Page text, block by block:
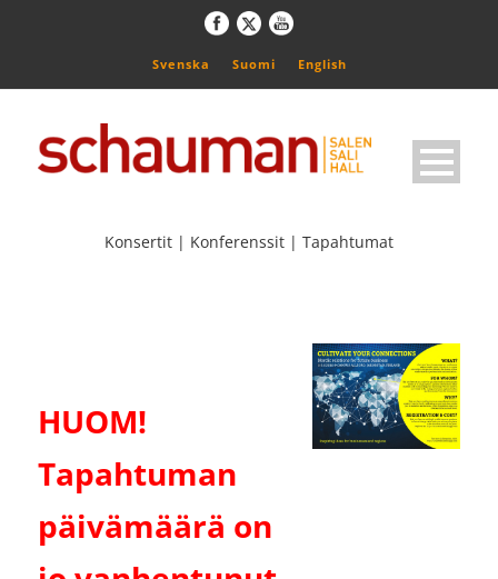
Svenska Suomi English
Konsertit | Konferenssit | Tapahtumat
HUOM!
Tapahtuman
päivämäärä on